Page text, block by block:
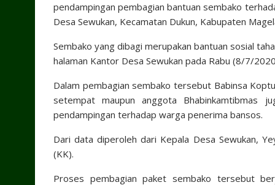
pendampingan pembagian bantuan sembako
Desa Sewukan, Kecamatan Dukun, Kabupaten
Sembako yang dibagi merupakan bantuan sosial
halaman Kantor Desa Sewukan pada Rabu (8/7/
Dalam pembagian sembako tersebut Babinsa
setempat maupun anggota Bhabinkamtibmas
pendampingan terhadap warga penerima bansos.
Dari data diperoleh dari Kepala Desa Sewukan,
(KK).
Proses pembagian paket sembako tersebut